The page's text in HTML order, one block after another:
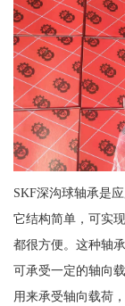
SKF深沟球轴承是
它结构简单，可实
都很方便。这种轴
可承受一定的轴向
用来承受轴向载荷